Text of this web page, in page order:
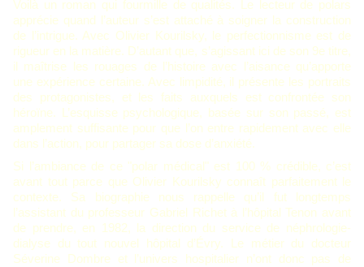
Voilà un roman qui fourmille de qualités. Le lecteur de polars
apprécie quand l’auteur s’est attaché à soigner la construction
de l’intrigue. Avec Olivier Kourilsky, le perfectionnisme est de
rigueur en la matière. D’autant que, s’agissant ici de son 9e titre,
il maîtrise les rouages de l’histoire avec l’aisance qu’apporte
une expérience certaine. Avec limpidité, il présente les portraits
des protagonistes, et les faits auxquels est confrontée son
héroïne. L’esquisse psychologique, basée sur son passé, est
amplement suffisante pour que l’on entre rapidement avec elle
dans l’action, pour partager sa dose d’anxiété.
Si l’ambiance de ce "polar médical" est 100 % crédible, c’est
avant tout parce que Olivier Kourilsky connaît parfaitement
le
contexte. Sa biographie nous rappelle qu’il fut longtemps
l’assistant du professeur Gabriel Richet à l’hôpital Tenon avant
de prendre, en 1982, la direction du service de néphrologie-
dialyse du tout nouvel hôpital d’Évry. Le métier du docteur
Séverine Dombre et l’univers hospitalier n’ont donc pas de